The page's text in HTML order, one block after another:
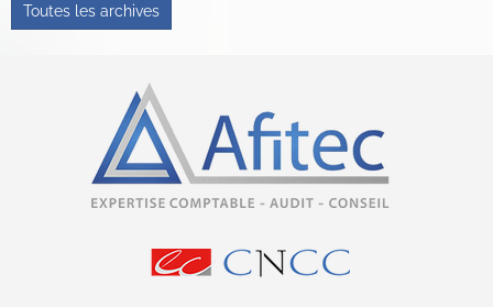
Toutes les archives